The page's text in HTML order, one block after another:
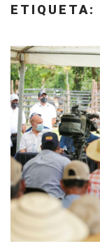
ETIQUETA: